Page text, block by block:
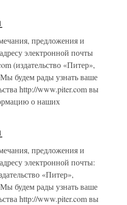
предложения и
электронной почты
(издательство «Питер»,
будем рады узнать ваше
http://www.piter.com вы
о наших
предложения и
электронной почты:
«Питер»,
будем рады узнать ваше
http://www.piter.com вы